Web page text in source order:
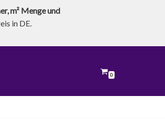
m² Menge und
in DE.
0